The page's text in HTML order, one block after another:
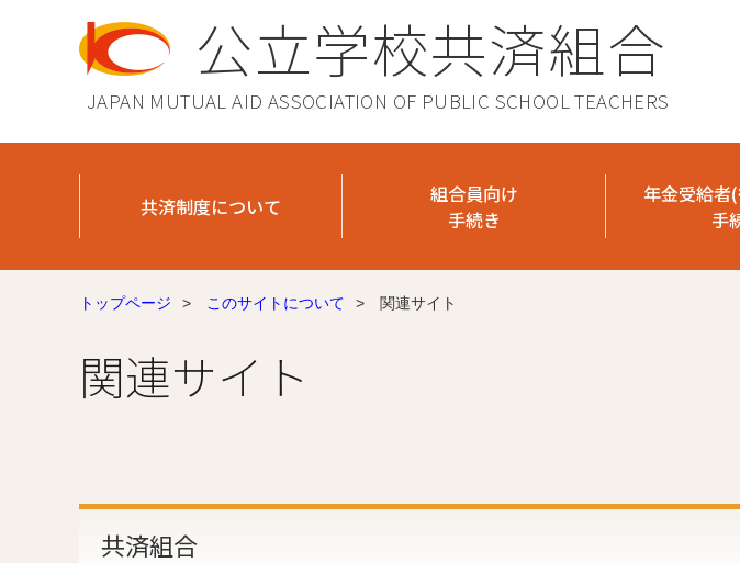
公立学校共済組合
JAPAN MUTUAL AID ASSOCIATION OF PUBLIC SCHOOL TEACHERS
共済制度について
組合員向け
手続き
年金受給者
手
トップページ > このサイトについて > 関連サイト
関連サイト
共済組合